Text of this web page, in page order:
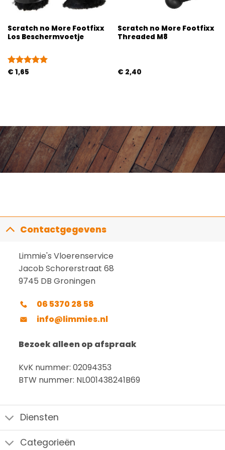
Scratch no More Footfixx
Los Beschermvoetje
Gewaardeerd
€ 1,65
Scratch no More Footfixx
Threaded M8
€ 2,40
Contactgegevens
Limmie's Vloerenservice
Jacob Schorerstraat 68
9745 DB Groningen
06 5370 28 58
info@limmies.nl
Bezoek alleen op afspraak
KvK nummer: 02094353
BTW nummer: NL001438241B69
Diensten
Categorieën